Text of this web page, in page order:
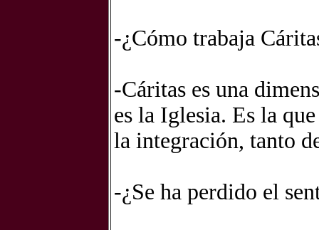
-¿Cómo trabaja
-Cáritas es una
es la Iglesia. Es la
la integración, tanto
-¿Se ha perdido el